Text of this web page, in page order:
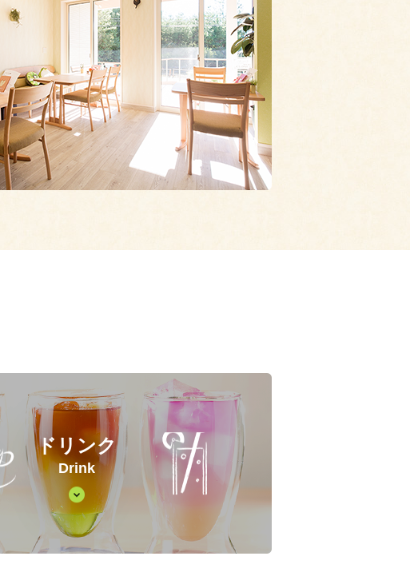
ドリンク
Drink